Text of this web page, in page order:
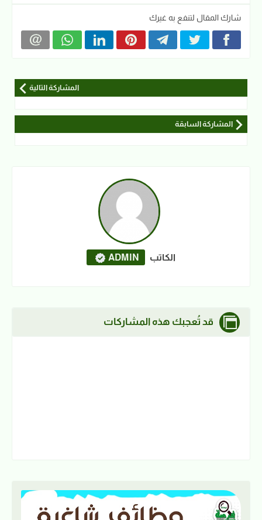
شارك المقال لتنفع به غيرك
المشاركة التالية
المشاركة السابقة
الكاتب ADMIN
قد تُعجبك هذه المشاركات